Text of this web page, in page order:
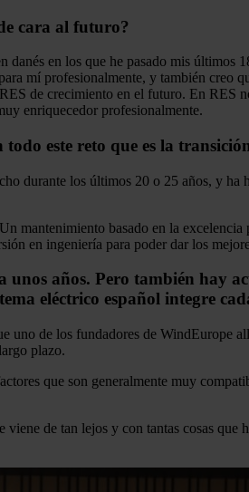
cara al futuro?
en los que he pasado mis
mí profesionalmente, y también creo
de crecimiento en el futuro. En RES
enriquecedor profesionalmente.
este reto que es la
durante los últimos 20 o 25 años, y
mantenimiento basado en la
en ingeniería para poder dar los
unos años. Pero también hay
eléctrico español integre
uno de los fundadores de WindEurope
plazo.
que son generalmente muy
de tan lejos y con tantas cosas